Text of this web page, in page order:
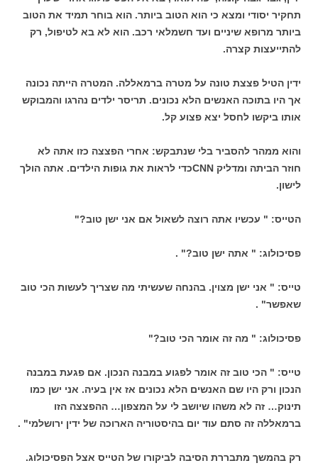
תחקיר יסודי ומצא כי הוא הטוב ביותר. הוא בוחר תמיד את הטוב
ביותר מרופא שיניים ועד חשמלאי רכב. הוא לא בא לטיפול, רק
להתייעצות קצרה.
ידין הטיל פצצת טונה על מטרה ברמאללה. המטרה הייתה נכונה
אך היו בתוכה האנשים הלא נכונים. תריסר ילדים נהרגו והמבוקש
אותו ביקשו לחסל יצא פצוע קל.
והוא ממהר להסביר בלי שנתבקש: אחרי הפצצה כזו אתה לא
חוזר הביתה ומדליק CNNכדי לראות את גופות הילדים. אתה הולך
לישון.
הטייס: " עכשיו אתה רוצה לשאול אם אני ישן טוב?"
פסיכולוג: " אתה ישן טוב?" .
טייס: " אני ישן מצוין. בהנחה שעשיתי מה שצריך לעשות הכי טוב
שאפשר" .
פסיכולוג: " מה זה אומר הכי טוב?"
טייס: " הכי טוב זה אומר לפגוע במבנה הנכון. אם פגעת במבנה
הנכון ורק היו שם האנשים הלא נכונים אז אין בעיה. אני ישן כמו
תינוק… זה לא משהו שיושב לי על המצפון… ההפצצה הזו
ברמאללה זה סתם עוד יום בהיסטוריה הארוכה של ידין ירושלמי" .
רק בהמשך מתבררת הסיבה לביקורו של הטייס אצל הפסיכולוג.